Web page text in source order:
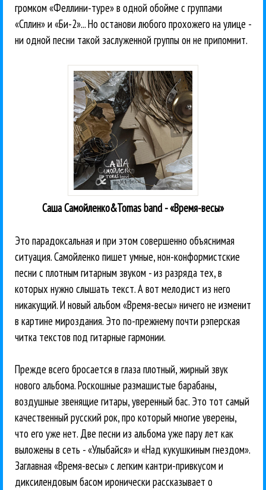
громком «Феллини-туре» в одной обойме с группами
«Сплин» и «Би-2»... Но останови любого прохожего на улице -
ни одной песни такой заслуженной группы он не припомнит.
Саша Самойленко&Tomas band - «Время-весы»
Это парадоксальная и при этом совершенно объяснимая
ситуация. Самойленко пишет умные, нон-конформистские
песни с плотным гитарным звуком - из разряда тех, в
которых нужно слышать текст. А вот мелодист из него
никакущий. И новый альбом «Время-весы» ничего не изменит
в картине мироздания. Это по-прежнему почти рэперская
читка текстов под гитарные гармонии.
Прежде всего бросается в глаза плотный, жирный звук
нового альбома. Роскошные размашистые барабаны,
воздушные звенящие гитары, уверенный бас. Это тот самый
качественный русский рок, про который многие уверены,
что его уже нет. Две песни из альбома уже пару лет как
выложены в сеть - «Улыбайся» и «Над кукушкиным гнездом».
Заглавная «Время-весы» с легким кантри-привкусом и
диксилендовым басом иронически рассказывает о